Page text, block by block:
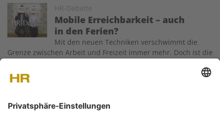
HR-Debatte
Mobile Erreichbarkeit – auch
in den Ferien?
Image
Mit den neuen Techniken verschwimmt die
Grenze zwischen Arbeit und Freizeit immer mehr. Doch ist die
Klingler als Consultant ständig auf Empfang ist, warnt Dieter
Kissling, Arbeitsmediziner, vor den gesundheitlichen Folgen